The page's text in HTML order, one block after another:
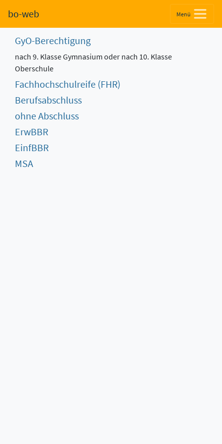
bo-web Menü
GyO-Berechtigung
nach 9. Klasse Gymnasium oder nach 10. Klasse
Oberschule
Fachhochschulreife (FHR)
Berufsabschluss
ohne Abschluss
ErwBBR
EinfBBR
MSA